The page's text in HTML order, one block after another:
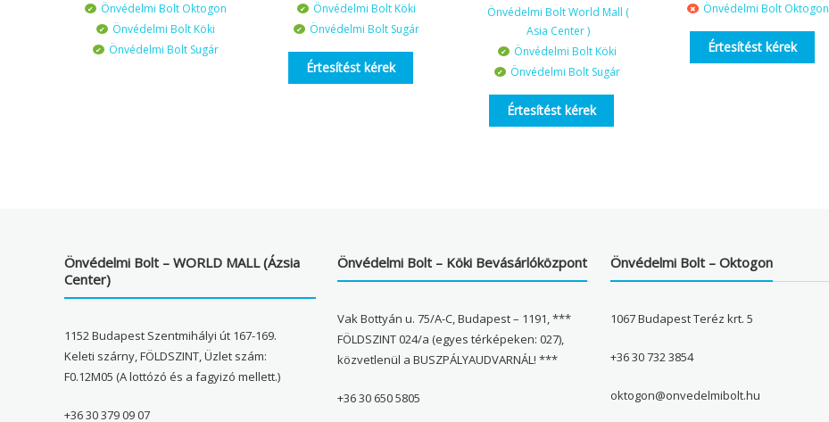
Önvédelmi Bolt Oktogon
Önvédelmi Bolt Köki
Önvédelmi Bolt Sugár
Önvédelmi Bolt Köki
Önvédelmi Bolt Sugár
Értesítést kérek
Önvédelmi Bolt World Mall (
Asia Center )
Önvédelmi Bolt Köki
Önvédelmi Bolt Sugár
Értesítést kérek
Önvédelmi Bolt Oktogon
Értesítést kérek
Önvédelmi Bolt – WORLD MALL (Ázsia
Center)
1152 Budapest Szentmihályi út 167-169.
Keleti szárny, FÖLDSZINT, Üzlet szám:
F0.12M05 (A lottózó és a fagyizó mellett.)
+36 30 379 09 07
Önvédelmi Bolt – Köki Bevásárlóközpont
Vak Bottyán u. 75/A-C, Budapest – 1191, ***
FÖLDSZINT 024/a (egyes térképeken: 027),
közvetlenül a BUSZPÁLYAUDVARNÁL! ***
+36 30 650 5805
Önvédelmi Bolt – Oktogon
1067 Budapest Teréz krt. 5
+36 30 732 3854
oktogon@onvedelmibolt.hu